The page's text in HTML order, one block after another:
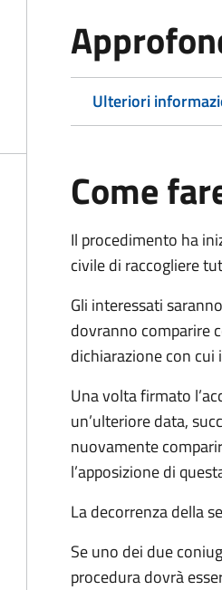
Ulteriori
Come
Il procedimento ha
civile di raccogliere
Gli interessati
dovranno comparire
dichiarazione con
Una volta firmato
un’ulteriore data,
nuovamente
l’apposizione di
La decorrenza della
Se uno dei due
procedura dovrà